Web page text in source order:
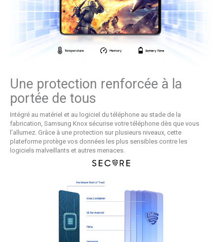
Une protection renforcée à la
portée de tous
Intégré au matériel et au logiciel du téléphone au stade de la
fabrication, Samsung Knox sécurise votre téléphone dès que vous
l’allumez. Grâce à une protection sur plusieurs niveaux, cette
plateforme protège vos données les plus sensibles contre les
logiciels malveillants et autres menaces.